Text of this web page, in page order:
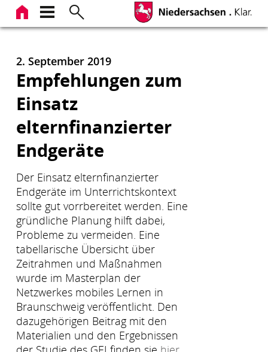
Zum
Inhalt
2. September 2019
Empfehlungen zum
Einsatz
elternfinanzierter
Endgeräte
Der Einsatz elternfinanzierter
Endgeräte im Unterrichtskontext
sollte gut vorrbereitet werden. Eine
gründliche Planung hilft dabei,
Probleme zu vermeiden. Eine
tabellarische Übersicht über
Zeitrahmen und Maßnahmen
wurde im Masterplan der
Netzwerkes mobiles Lernen in
Braunschweig veröffentlicht. Den
dazugehörigen Beitrag mit den
Materialien und den Ergebnissen